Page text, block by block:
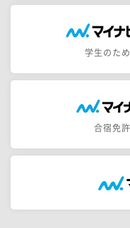
学生のた
合宿免